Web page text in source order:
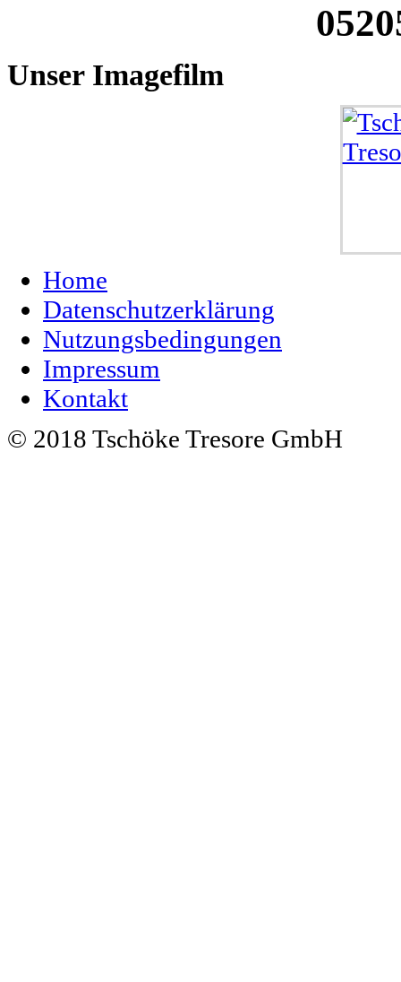
UnserImagefilm
Home
Datenschutzerklärung
Nutzungsbedingungen
Impressum
Kontakt
© 2018 Tschöke Tresore GmbH